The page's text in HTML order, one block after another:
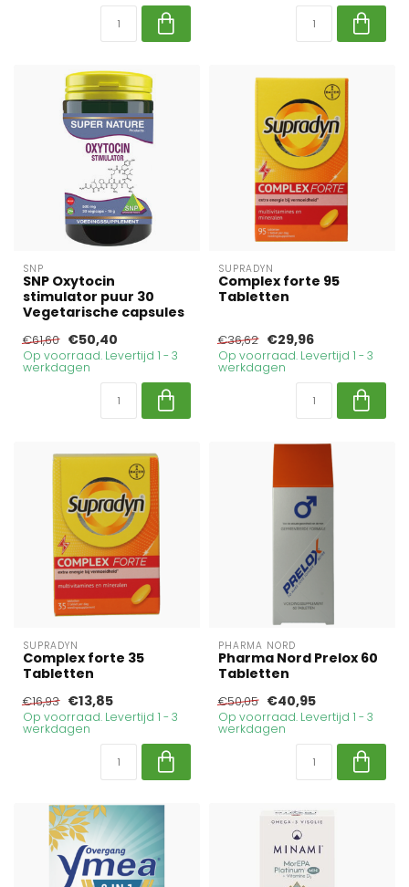
SNP
SNP Oxytocin
stimulator puur 30
Vegetarische capsules
€61,60 €50,40
Op voorraad. Levertijd 1 - 3
werkdagen
SUPRADYN
Complex forte 95
Tabletten
€36,62 €29,96
Op voorraad. Levertijd 1 - 3
werkdagen
SUPRADYN
Complex forte 35
Tabletten
€16,93 €13,85
Op voorraad. Levertijd 1 - 3
werkdagen
PHARMA NORD
Pharma Nord Prelox 60
Tabletten
€50,05 €40,95
Op voorraad. Levertijd 1 - 3
werkdagen